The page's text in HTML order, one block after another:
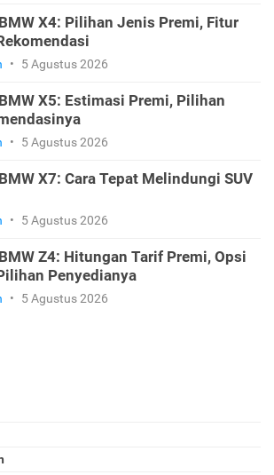
X4: Pilihan Jenis Premi, Fitur
• 5 Agustus 2026
X5: Estimasi Premi, Pilihan
• 5 Agustus 2026
X7: Cara Tepat Melindungi SUV
• 5 Agustus 2026
Z4: Hitungan Tarif Premi, Opsi
Penyedianya
• 5 Agustus 2026